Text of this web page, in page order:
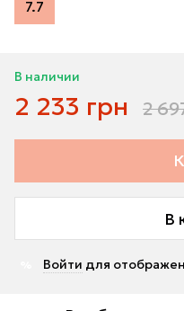
7.7
В наличии
2 233 грн 2
В
Войти для